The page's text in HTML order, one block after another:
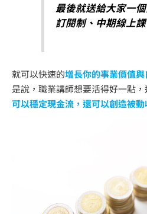
最後就送給大家一
訂閱制、中期線上
就可以快速的增長你的事業價值
是說，職業講師想要活得好一點
可以穩定現金流，還可以創造被